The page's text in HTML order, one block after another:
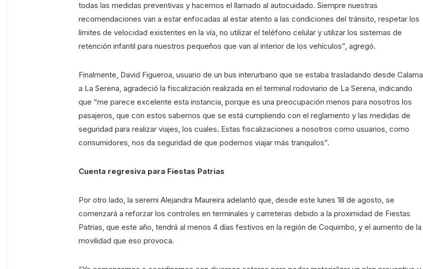
todas las medidas preventivas y hacemos el llamado al autocuidado. Siempre nuestras
recomendaciones van a estar enfocadas al estar atento a las condiciones del tránsito, respetar los
límites de velocidad existentes en la vía, no utilizar el teléfono celular y utilizar los sistemas de
retención infantil para nuestros pequeños que van al interior de los vehículos”, agregó.
Finalmente, David Figueroa, usuario de un bus interurbano que se estaba trasladando desde Calama
a La Serena, agradeció la fiscalización realizada en el terminal rodoviario de La Serena, indicando
que “me parece excelente esta instancia, porque es una preocupación menos para nosotros los
pasajeros, que con estos sabemos que se está cumpliendo con el reglamento y las medidas de
seguridad para realizar viajes, los cuales. Estas fiscalizaciones a nosotros como usuarios, como
consumidores, nos da seguridad de que podemos viajar más tranquilos”.
Cuenta regresiva para Fiestas Patrias
Por otro lado, la seremi Alejandra Maureira adelantó que, desde este lunes 18 de agosto, se
comenzará a reforzar los controles en terminales y carreteras debido a la proximidad de Fiestas
Patrias, que este año, tendrá al menos 4 días festivos en la región de Coquimbo, y el aumento de la
movilidad que eso provoca.